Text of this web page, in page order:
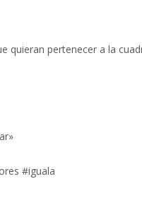
quieran pertenecer a la
#iguala